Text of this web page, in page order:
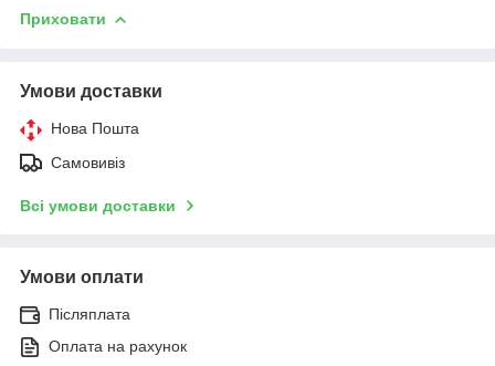
Приховати
Умови доставки
Нова Пошта
Самовивіз
Всі умови доставки
Умови оплати
Післяплата
Оплата на рахунок